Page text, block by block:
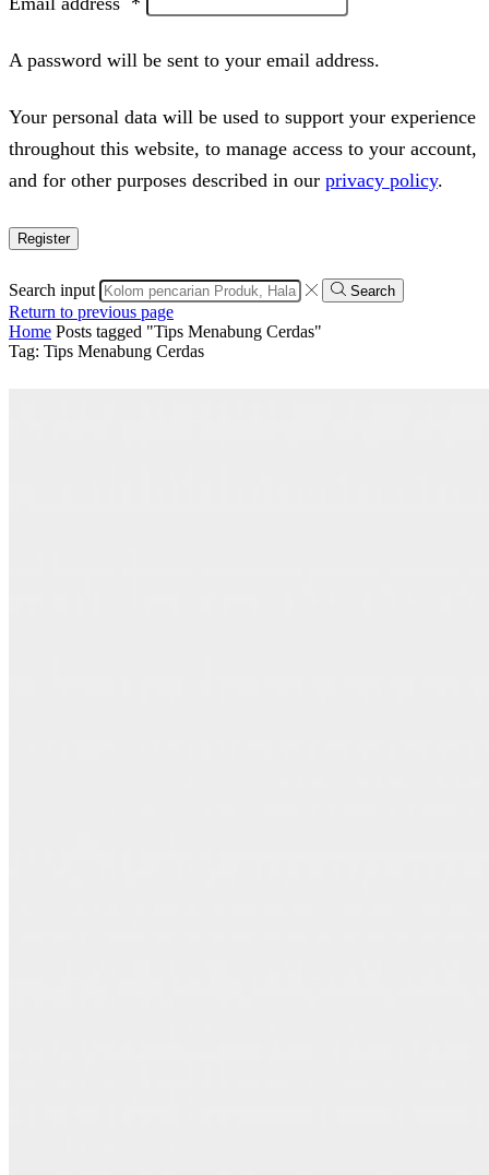
A password will be sent to your email address.
Your personal data will be used to support your experience
throughout this website, to manage access to your account,
and for other purposes described in our privacy policy.
Register
Search input Search
Return to previous page
Home Posts tagged "Tips Menabung Cerdas"
Tag: Tips Menabung Cerdas